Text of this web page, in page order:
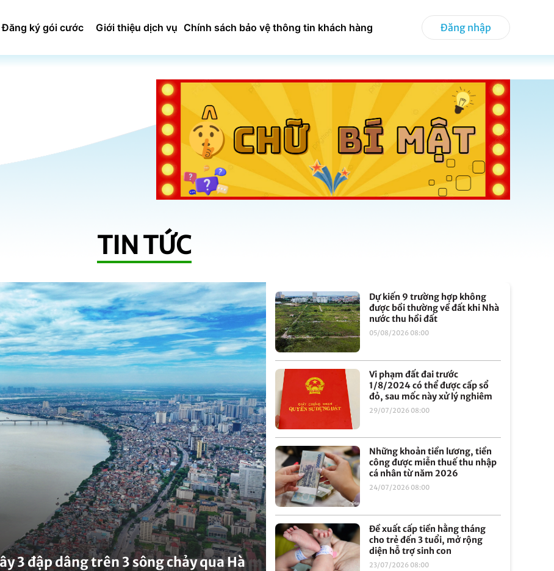
Đăng ký gói cước Giới thiệu dịch vụ Chính sách bảo vệ thông tin khách hàng Đăng nhập
TIN TỨC
3 đập dâng trên 3 sông chảy qua Hà
Dự kiến 9 trường hợp không
được bồi thường về đất khi Nhà
nước thu hồi đất
05/08/2026 08:00
Vi phạm đất đai trước
1/8/2024 có thể được cấp sổ
đỏ, sau mốc này xử lý nghiêm
29/07/2026 08:00
Những khoản tiền lương, tiền
công được miễn thuế thu nhập
cá nhân từ năm 2026
24/07/2026 08:00
Đề xuất cấp tiền hằng tháng
cho trẻ đến 3 tuổi, mở rộng
diện hỗ trợ sinh con
23/07/2026 08:00